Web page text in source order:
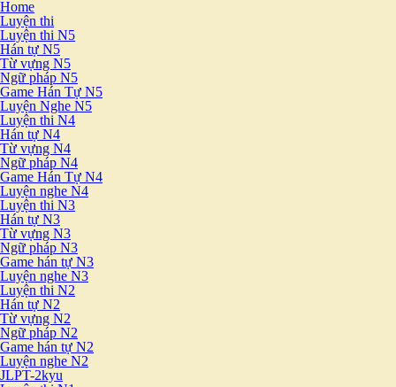
Home
Luyện thi
Luyện thi N5
Hán tự N5
Từ vựng N5
Ngữ pháp N5
Game Hán Tự N5
Luyện Nghe N5
Luyện thi N4
Hán tự N4
Từ vựng N4
Ngữ pháp N4
Game Hán Tự N4
Luyện nghe N4
Luyện thi N3
Hán tự N3
Từ vựng N3
Ngữ pháp N3
Game hán tự N3
Luyện nghe N3
Luyện thi N2
Hán tự N2
Từ vựng N2
Ngữ pháp N2
Game hán tự N2
Luyện nghe N2
JLPT-2kyu